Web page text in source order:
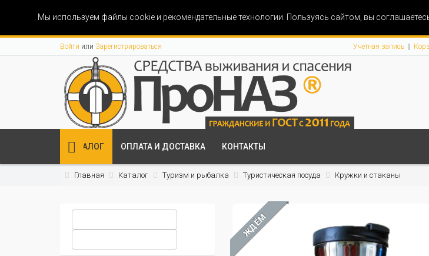
Мы используем файлы cookie и рекомендательные технологии. Пользуясь сайтом, вы
Войти или Зарегистрироваться Учетная запись
КАТАЛОГ ОПЛАТА И ДОСТАВКА КОНТАКТЫ
Главная Каталог Туризм и рыбалка Туристическая посуда Кружки и стаканы
ЖДЁМ